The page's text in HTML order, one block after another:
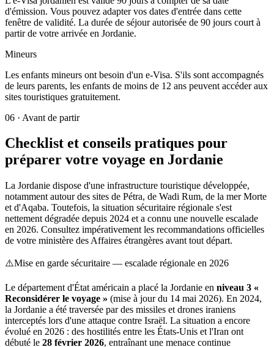
d'émission. Vous pouvez adapter vos dates d'entrée dans cette
fenêtre de validité. La durée de séjour autorisée de 90 jours court à
partir de votre arrivée en Jordanie.
Mineurs
Les enfants mineurs ont besoin d'un e-Visa. S'ils sont accompagnés
de leurs parents, les enfants de moins de 12 ans peuvent accéder aux
sites touristiques gratuitement.
06 · Avant de partir
Checklist et conseils pratiques pour
préparer votre voyage en Jordanie
La Jordanie dispose d'une infrastructure touristique développée,
notamment autour des sites de Pétra, de Wadi Rum, de la mer Morte
et d'Aqaba. Toutefois, la situation sécuritaire régionale s'est
nettement dégradée depuis 2024 et a connu une nouvelle escalade
en 2026. Consultez impérativement les recommandations officielles
de votre ministère des Affaires étrangères avant tout départ.
⚠️Mise en garde sécuritaire — escalade régionale en 2026
Le département d'État américain a placé la Jordanie en niveau 3 «
Reconsidérer le voyage » (mise à jour du 14 mai 2026). En 2024,
la Jordanie a été traversée par des missiles et drones iraniens
interceptés lors d'une attaque contre Israël. La situation a encore
évolué en 2026 : des hostilités entre les États-Unis et l'Iran ont
débuté le 28 février 2026, entraînant une menace continue